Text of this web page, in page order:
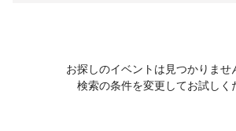
お探しのイベントは見つかりませ
検索の条件を変更してお試しく